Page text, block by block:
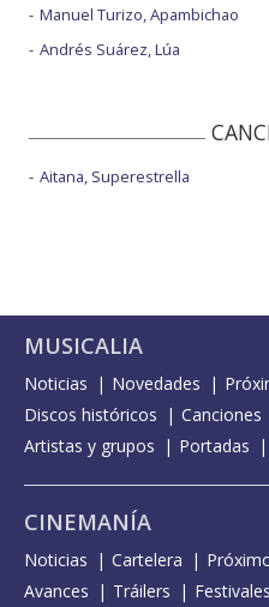
Manuel Turizo, Apambichao
Andrés Suárez, Lúa
Aitana, Superestrella
MUSICALIA
Noticias Novedades
Discos históricos
Canciones
Artistas y grupos
Portadas
CINEMANÍA
Noticias Cartelera
Avances
Tráilers